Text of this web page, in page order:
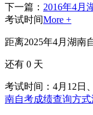
下一篇： 2016年4月
考试时间More +
距离2025年4月湖南
还有 0 天
考试时间：4月12日
南自考成绩查询方式